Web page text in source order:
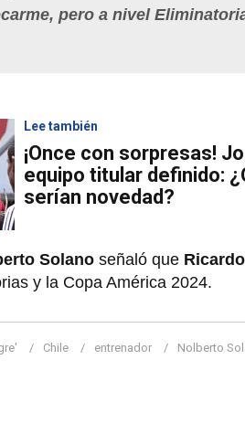
pero a nivel
Lee también
¡Once con sorpresas!
equipo titular definido:
serían novedad?
Solano señaló que
y la Copa América 2024.
Chile entrenador Nolberto